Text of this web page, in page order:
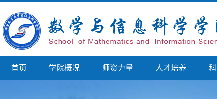
首页 学院概况 师资力量 人才培养